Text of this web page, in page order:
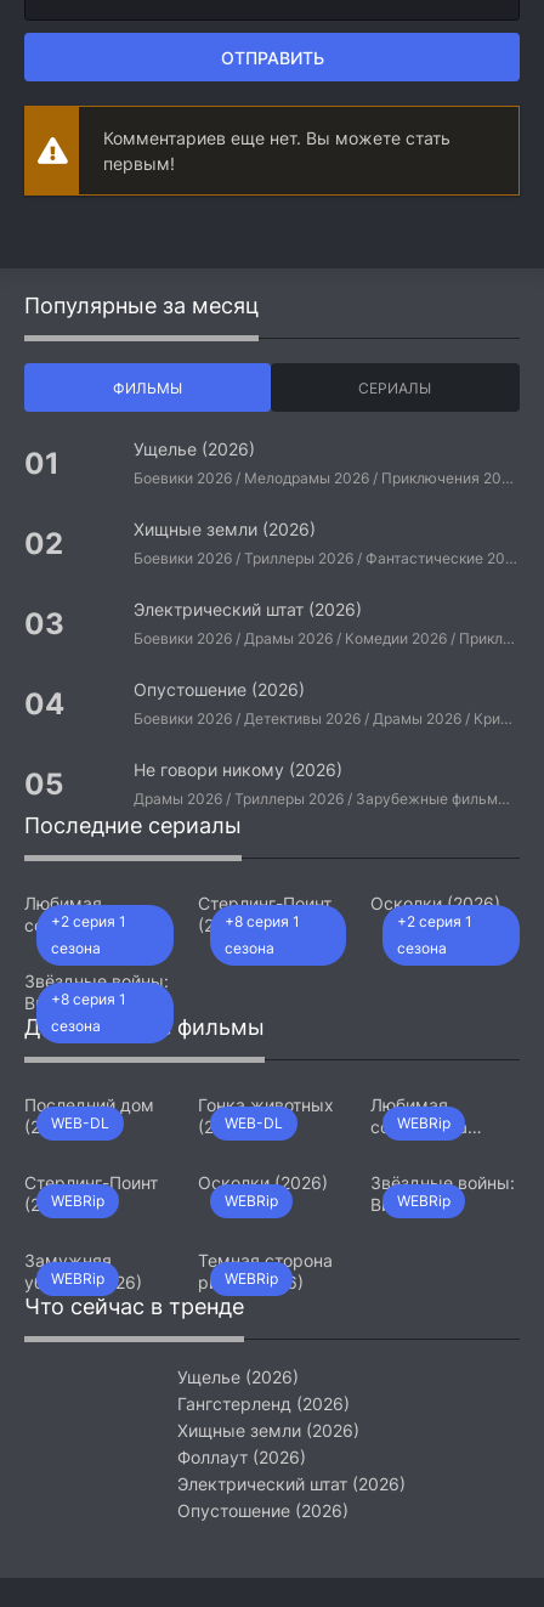
ОТПРАВИТЬ
Комментариев еще нет. Вы можете стать
первым!
Популярные за месяц
ФИЛЬМЫ СЕРИАЛЫ
Ущелье (2026)
Боевики 2026 / Мелодрамы 2026 / Приключения 2026 / Ужасы 2026 / Фантастические 2026 / Зарубежные фильмы 2026 / Американские фильмы / Фильмы 2026
Хищные земли (2026)
Боевики 2026 / Триллеры 2026 / Фантастические 2026 / Зарубежные фильмы 2026 / Американские фильмы / Фильмы 2026
Электрический штат (2026)
Боевики 2026 / Драмы 2026 / Комедии 2026 / Приключения 2026 / Фантастические 2026 / Зарубежные фильмы 2026 / Американские фильмы / Фильмы 2026
Опустошение (2026)
Боевики 2026 / Детективы 2026 / Драмы 2026 / Криминальные фильмы 2026 / Триллеры 2026 / Зарубежные фильмы 2026 / Американские фильмы / Фильмы 2026
Не говори никому (2026)
Драмы 2026 / Триллеры 2026 / Зарубежные фильмы 2026 / Американские фильмы / Фильмы 2026
Последние сериалы
+2 серия 1
сезона
Любимая
сотрудница
(2026)
+8 серия 1
сезона
Стерлинг-Поинт
(2026)
+2 серия 1
сезона
Осколки (2026)
+8 серия 1
сезона
Звёздные войны:
Видения.
Девятый джедай
(2026)
Добавленные фильмы
WEB-DL
Последний дом
(2026)
WEB-DL
Гонка животных
(2026)
WEBRip
Любимая
сотрудница
WEBRip
Стерлинг-Поинт
(2026)
WEBRip
Осколки (2026)
WEBRip
Звёздные войны:
Видения.
WEBRip
Замужняя
убийца (2026)
WEBRip
Темная сторона
ринга (2026)
Что сейчас в тренде
Ущелье (2026)
Гангстерленд (2026)
Хищные земли (2026)
Фоллаут (2026)
Электрический штат (2026)
Опустошение (2026)